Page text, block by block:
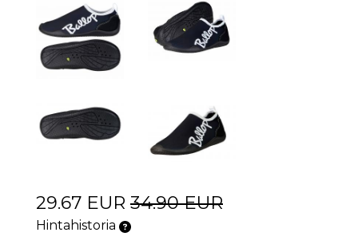
29.67 EUR 34.90 EUR
Hintahistoria